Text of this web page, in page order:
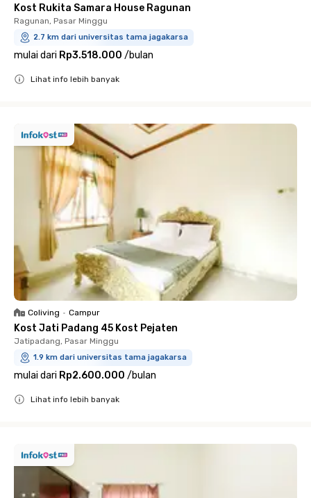
Kost Rukita Samara House Ragunan
Ragunan, Pasar Minggu
2.7 km dari universitas tama jagakarsa
mulai dari Rp3.518.000 /bulan
Lihat info lebih banyak
Coliving • Campur
Kost Jati Padang 45 Kost Pejaten
Jatipadang, Pasar Minggu
1.9 km dari universitas tama jagakarsa
mulai dari Rp2.600.000 /bulan
Lihat info lebih banyak